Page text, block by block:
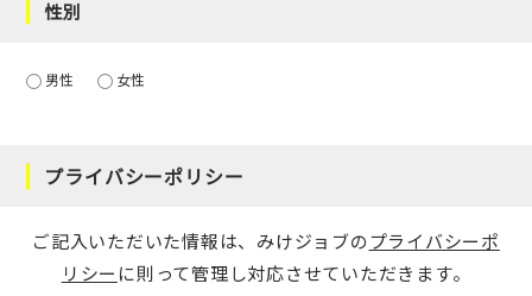
性別
男性 女性
プライバシーポリシー
ご記入いただいた情報は、みけジョブのプライバシーポ
リシー に則って管理し対応させていただきます。